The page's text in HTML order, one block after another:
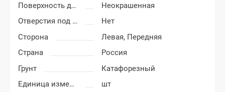
Поверхность двери
Неокрашенная
Отверстия под молдинг
Нет
Сторона
Левая, Передняя
Страна
Россия
Грунт
Катафорезный
Единица измерения
шт